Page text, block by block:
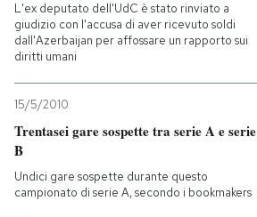
L'ex deputato dell'UdC è stato rinviato a
giudizio con l'accusa di aver ricevuto soldi
dall'Azerbaijan per affossare un rapporto sui
diritti umani
15/5/2010
Trentasei gare sospette tra serie A e serie
B
Undici gare sospette durante questo
campionato di serie A, secondo i bookmakers